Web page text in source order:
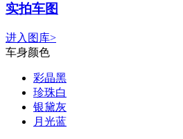
实拍车图
进入图库>
车身颜色
彩晶黑
珍珠白
银黛灰
月光蓝